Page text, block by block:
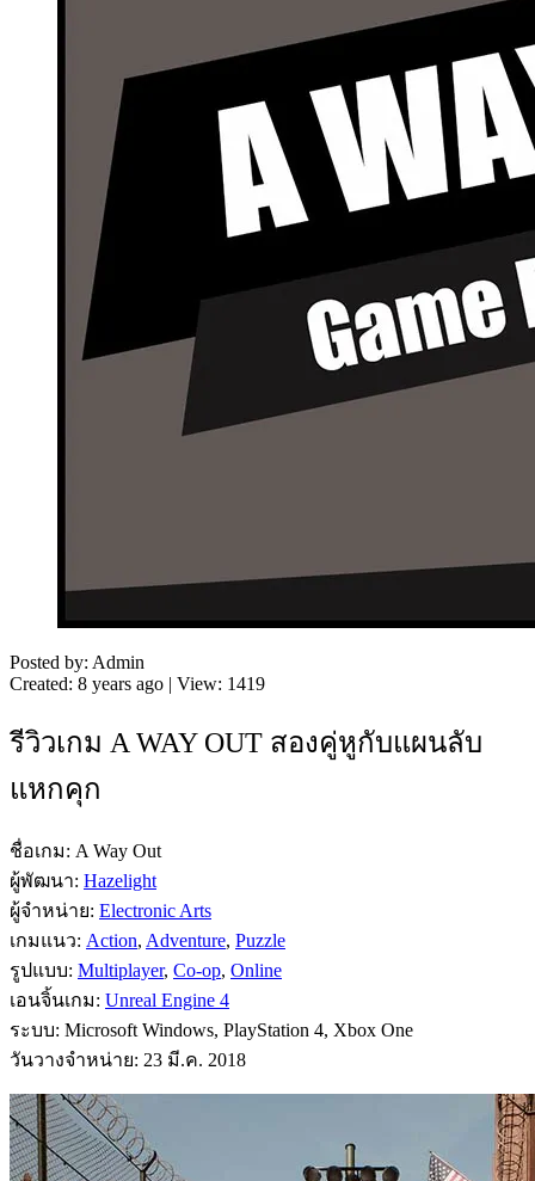
Posted by: Admin
Created: 8 years ago | View: 1419
รีวิวเกม A WAY OUT สองคู่หูกับแผนลับ
แหกคุก
ชื่อเกม: A Way Out
ผู้พัฒนา: Hazelight
ผู้จำหน่าย: Electronic Arts
เกมแนว: Action, Adventure, Puzzle
รูปแบบ: Multiplayer, Co-op, Online
เอนจิ้นเกม: Unreal Engine 4
ระบบ: Microsoft Windows, PlayStation 4, Xbox One
วันวางจำหน่าย: 23 มี.ค. 2018